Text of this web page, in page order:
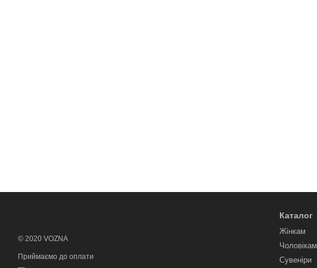
© 2020 VOZNA
Приймаємо до оплати
Каталог
Жінкам
Чоловікам
Сувеніри